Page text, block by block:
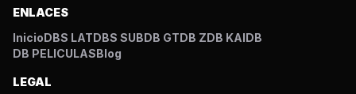
ENLACES
InicioDBS LATDBS SUBDB GTDB ZDB KAIDB
DB PELICULASBlog
LEGAL